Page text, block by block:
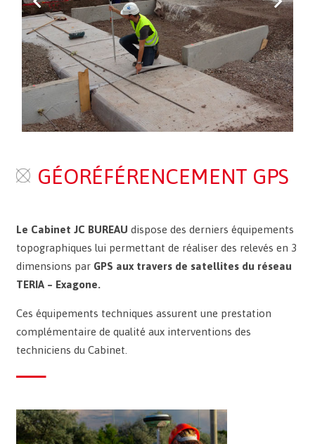
GÉORÉFÉRENCEMENT GPS
Le Cabinet JC BUREAU dispose des derniers équipements
topographiques lui permettant de réaliser des relevés en 3
dimensions par GPS aux travers de satellites du réseau
TERIA – Exagone.
Ces équipements techniques assurent une prestation
complémentaire de qualité aux interventions des
techniciens du Cabinet.